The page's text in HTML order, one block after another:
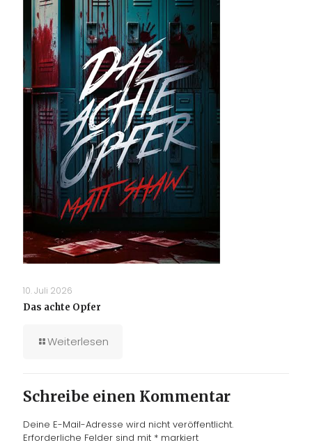
10. Juli 2026
Das achte Opfer
Weiterlesen
Schreibe einen Kommentar
Deine E-Mail-Adresse wird nicht veröffentlicht.
Erforderliche Felder sind mit * markiert